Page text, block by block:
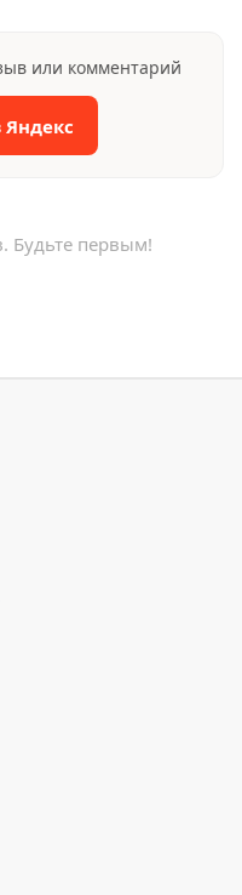
или комментарий
Яндекс
Будьте первым!